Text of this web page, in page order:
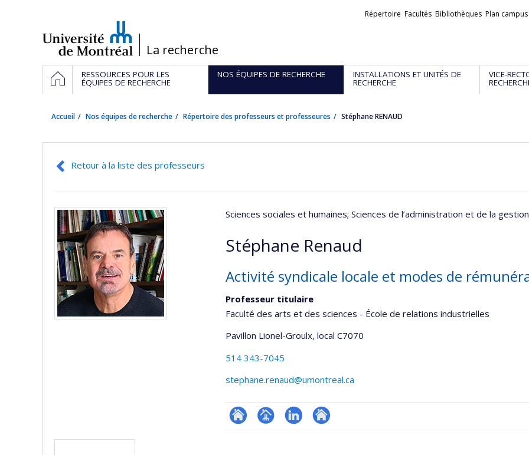
/La recherche
Liens
Répertoire Facultés Bibliothèques Plan campus
Navigation
principale
ACCUEILRESSOURCES POUR LES
ÉQUIPES DE RECHERCHE
NOS ÉQUIPES DE RECHERCHE INSTALLATIONS ET UNITÉS DE
RECHERCHE
VICE-
Accueil Nos équipes de recherche Répertoire des professeurs et professeures Stéphane RENAUD
Retour à la liste des professeurs
Sciences sociales et humaines; Sciences de l’administration et de la gestion
Stéphane Renaud
Activité syndicale locale et modes de
Professeur titulaire
Faculté des arts et des sciences - École de relations industrielles
Pavillon Lionel-Groulx, local C7070
514 343-7045
stephane.renaud@umontreal.ca
ResearchGate
Page LinkedInAutre
Médias